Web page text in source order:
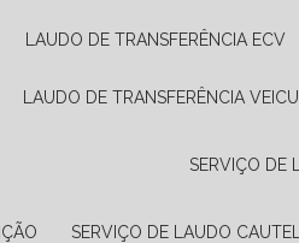
LAUDO DE TRANSFERÊNCIA ECV
LAUDO DE TRANSFERÊNCIA
SERVIÇO
SERVIÇO DE LAUDO